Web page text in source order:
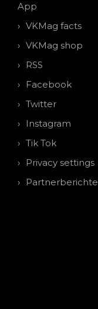
App
VKMag facts
VKMag shop
RSS
Facebook
Twitter
Instagram
Tik Tok
Privacy settings